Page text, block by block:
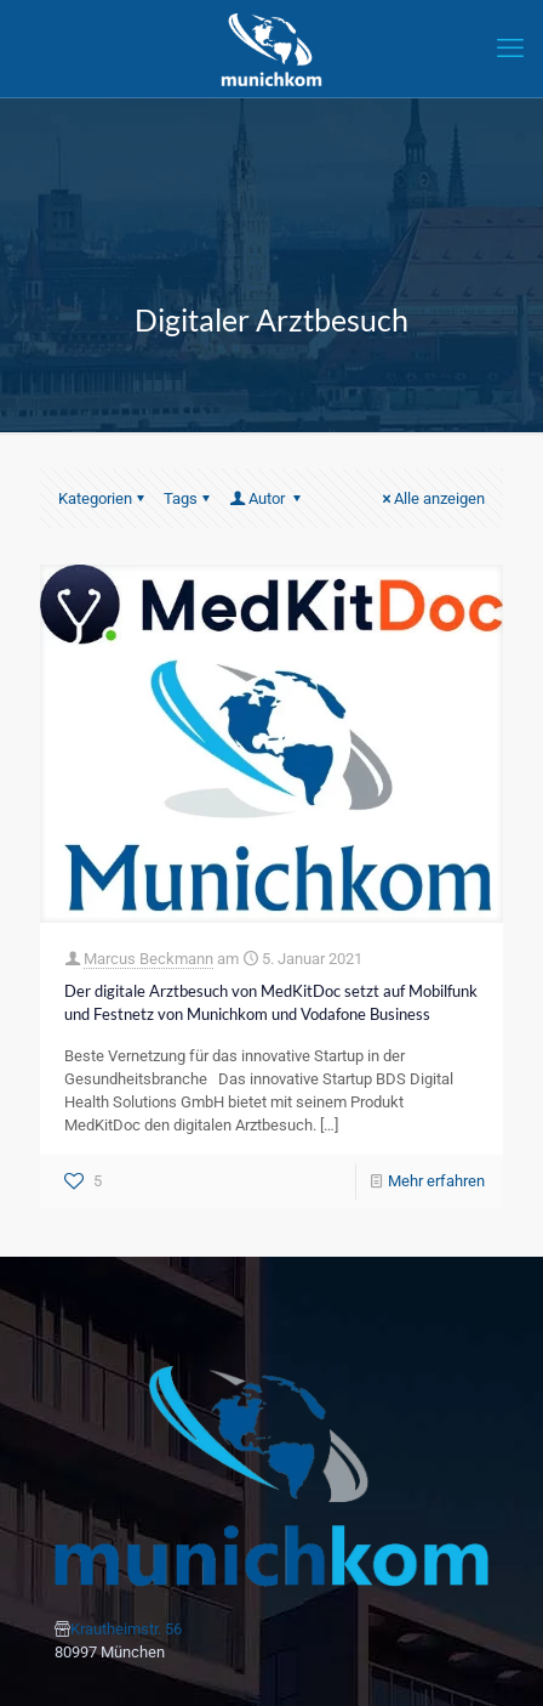
Digitaler Arztbesuch
Kategorien Tags Autor Alle anzeigen
Marcus Beckmann am 5. Januar 2021
Der digitale Arztbesuch von MedKitDoc setzt auf Mobilfunk
und Festnetz von Munichkom und Vodafone Business
Beste Vernetzung für das innovative Startup in der
Gesundheitsbranche Das innovative Startup BDS Digital
Health Solutions GmbH bietet mit seinem Produkt
MedKitDoc den digitalen Arztbesuch. […]
5 Mehr erfahren
Krautheimstr. 56
80997 München